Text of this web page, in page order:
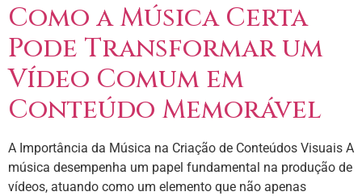
Como a Música Certa
Pode Transformar um
Vídeo Comum em
Conteúdo Memorável
A Importância da Música na Criação de Conteúdos Visuais A
música desempenha um papel fundamental na produção de
vídeos, atuando como um elemento que não apenas